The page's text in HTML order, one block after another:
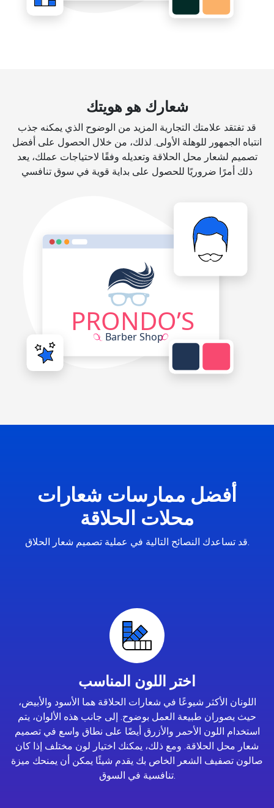
شعارك هو هويتك
قد تفتقد علامتك التجارية المزيد من الوضوح الذي يمكنه جذب
انتباه الجمهور للوهلة الأولى. لذلك، من خلال الحصول على أفضل
تصميم لشعار محل الحلاقة وتعديله وفقًا لاحتياجات عملك، يعد
ذلك أمرًا ضروريًا للحصول على بداية قوية في سوق تنافسي
أفضل ممارسات شعارات
محلات الحلاقة
قد تساعدك النصائح التالية في عملية تصميم شعار الحلاق.
اختر اللون المناسب
اللونان الأكثر شيوعًا في شعارات الحلاقة هما الأسود والأبيض،
حيث يصوران طبيعة العمل بوضوح. إلى جانب هذه الألوان، يتم
استخدام اللون الأحمر والأزرق أيضًا على نطاق واسع في تصميم
شعار محل الحلاقة. ومع ذلك، يمكنك اختيار لون مختلف إذا كان
صالون تصفيف الشعر الخاص بك يقدم شيئًا يمكن أن يمنحك ميزة
تنافسية في السوق.